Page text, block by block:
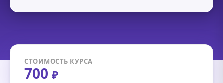
СТОИМОСТЬ КУРСА
700 ₽